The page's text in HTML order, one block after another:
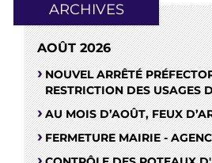
ARCHIVES
AOÛT 2026
NOUVEL ARRÊTÉ
RESTRICTION DES USAGES
AU MOIS D’AOÛT, FEUX
FERMETURE MAIRIE -